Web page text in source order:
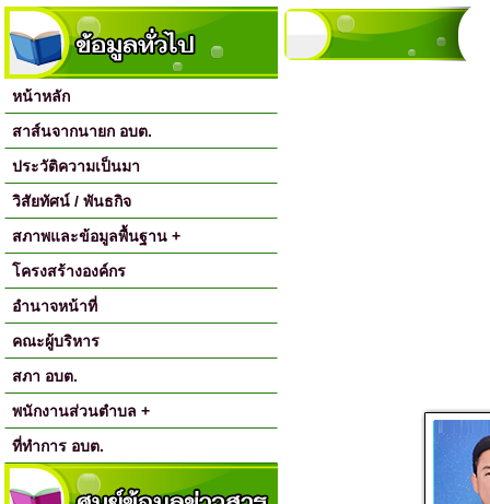
หน้าหลัก
สาส์นจากนายก อบต.
ประวัติความเป็นมา
วิสัยทัศน์ / พันธกิจ
สภาพและข้อมูลพื้นฐาน +
โครงสร้างองค์กร
อำนาจหน้าที่
คณะผู้บริหาร
สภา อบต.
พนักงานส่วนตำบล +
ที่ทำการ อบต.